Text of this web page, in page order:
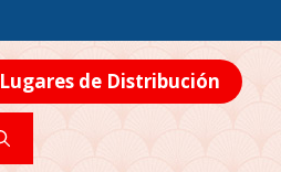
Lugares de Distribución